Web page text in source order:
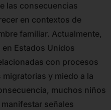
las consecuencias
en contextos de
familiar. Actualmente,
Estados Unidos
con procesos
y miedo a la
muchos niños
señales